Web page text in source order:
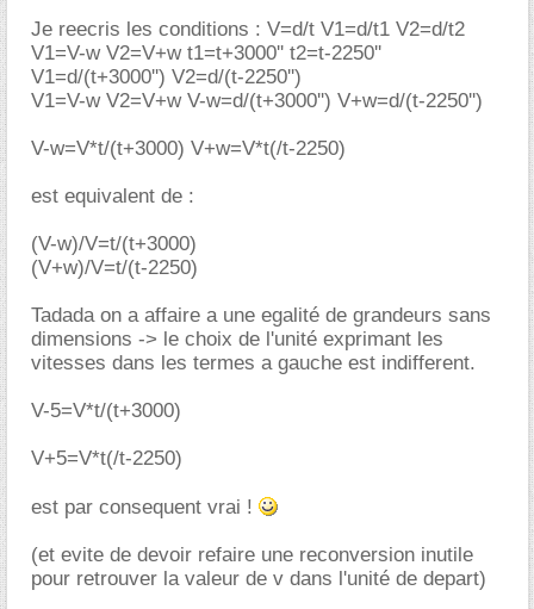
Je reecris les conditions : V=d/t V1=d/t1 V2=d/t2
V1=V-w V2=V+w t1=t+3000'' t2=t-2250''
V1=d/(t+3000'') V2=d/(t-2250'')
V1=V-w V2=V+w V-w=d/(t+3000'') V+w=d/(t-2250'')
V-w=V*t/(t+3000) V+w=V*t(/t-2250)
est equivalent de :
(V-w)/V=t/(t+3000)
(V+w)/V=t/(t-2250)
Tadada on a affaire a une egalité de grandeurs sans
dimensions -> le choix de l'unité exprimant les
vitesses dans les termes a gauche est indifferent.
V-5=V*t/(t+3000)
V+5=V*t(/t-2250)
est par consequent vrai !
(et evite de devoir refaire une reconversion inutile
pour retrouver la valeur de v dans l'unité de depart)